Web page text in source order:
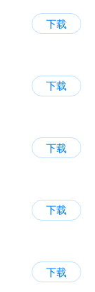
下载
下载
下载
下载
下载